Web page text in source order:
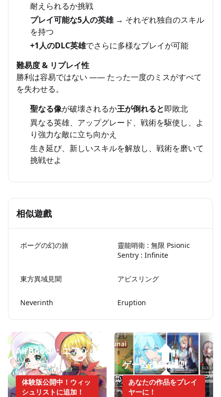
耐えられるか挑戦
プレイ可能な5人の英雄→ それぞれ独自のスキル
を持つ
+1人のDLC英雄でさらに多様なプレイが可能
難易度 & リプレイ性
勝利は容易ではない —— たった一度のミスがすべて
を失わせる。
聖なる像が破壊されるか王が倒れると即敗北
異なる英雄、アップグレード、戦術を駆使し、よ
り強力な敵に立ち向かえ
生き延び、新しいスキルを解放し、戦術を磨いて
挑戦せよ
相似遊戲
ボーグの幻の旅
靈能哨衛 : 無限 Psionic
Sentry : Infinite
東方異域見聞 アビスリング
Neverinth Eruption
AirBoost：エアシッ
プの騎士
体験版公開中！ウィッ
シュリストに追加！
ゲーム投稿歓迎!
あなたの作品をプレイ
ヤーに！